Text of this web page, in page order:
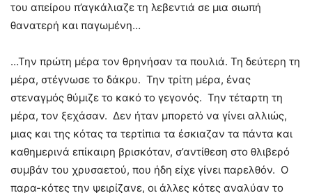
του απείρου π’αγκάλιαζε τη λεβεντιά σε μια σιωπή
θανατερή και παγωμένη…
…Την πρώτη μέρα τον θρηνήσαν τα πουλιά. Τη δεύτερη τη
μέρα, στέγνωσε το δάκρυ. Την τρίτη μέρα, ένας
στεναγμός θύμιζε το κακό το γεγονός. Την τέταρτη τη
μέρα, τον ξεχάσαν. Δεν ήταν μπορετό να γίνει αλλιώς,
μιας και της κότας τα τερτίπια τα έσκιαζαν τα πάντα και
καθημερινά επίκαιρη βρισκόταν, σ’αντίθεση στο θλιβερό
συμβάν του χρυσαετού, που ήδη είχε γίνει παρελθόν. Ο
παρα-κότες την ψειρίζανε, οι άλλες κότες αναλύαν το